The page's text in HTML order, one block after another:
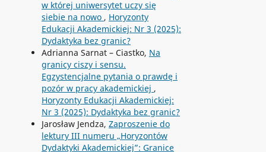
w której uniwersytet uczy się
siebie na nowo , Horyzonty
Edukacji Akademickiej: Nr 3 (2025):
Dydaktyka bez granic?
Adrianna Sarnat – Ciastko, Na
granicy ciszy i sensu.
Egzystencjalne pytania o prawdę i
pozór w pracy akademickiej ,
Horyzonty Edukacji Akademickiej:
Nr 3 (2025): Dydaktyka bez granic?
Jarosław Jendza, Zaproszenie do
lektury III numeru „Horyzontów
Dydaktyki Akademickiej”: Granice